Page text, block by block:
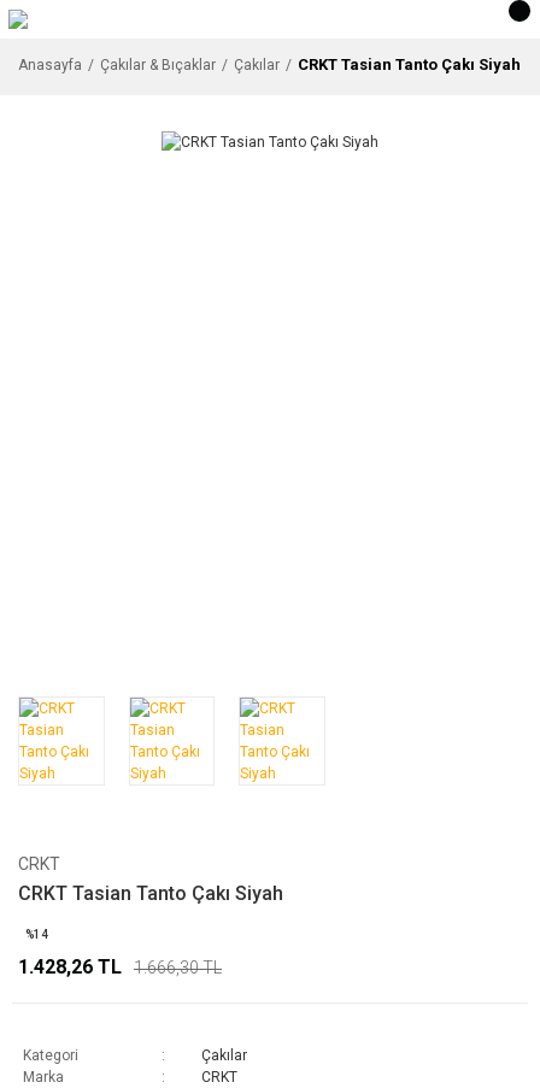
Anasayfa Çakılar & Bıçaklar Çakılar CRKT Tasian Tanto Çakı Siyah
CRKT
CRKT Tasian Tanto Çakı Siyah
%14
1.428,26 TL 1.666,30 TL
Kategori
Çakılar
Marka
CRKT